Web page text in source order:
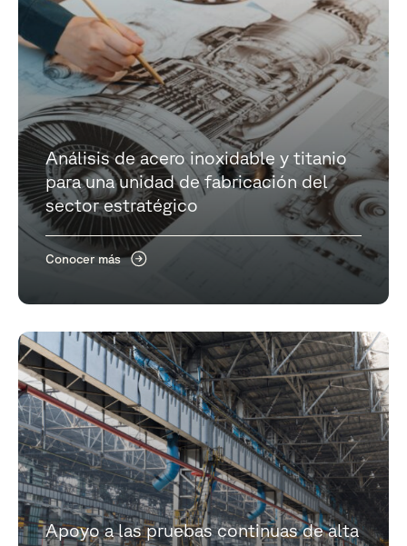
Análisis de acero inoxidable y titanio
para una unidad de fabricación del
sector estratégico
Conocer más
Apoyo a las pruebas continuas de alta